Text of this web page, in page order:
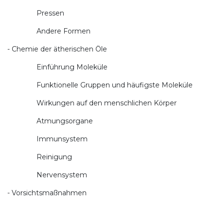
Pressen
Andere Formen
- Chemie der ätherischen Öle
Einführung Moleküle
Funktionelle Gruppen und häufigste Moleküle
Wirkungen auf den menschlichen Körper
Atmungsorgane
Immunsystem
Reinigung
Nervensystem
- Vorsichtsmaßnahmen